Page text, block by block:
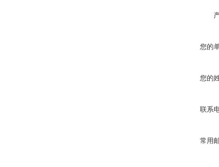
您的
您的
联系
常用